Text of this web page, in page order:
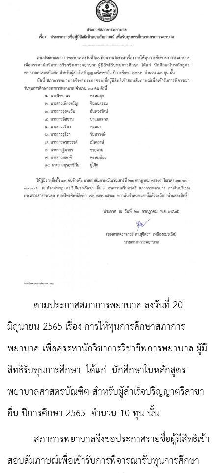
ตามประกาศสภาการพยาบาล ลงวันที่ 20
มิถุนายน 2565 เรื่อง การให้ทุนการศึกษาสภาการ
พยาบาล เพื่อสรรหานักวิชาการวิชาชีพการพยาบาล ผู้มี
สิทธิรับทุนการศึกษา ได้แก่ นักศึกษาในหลักสูตร
พยาบาลศาสตรบัณฑิต สำหรับผู้สำเร็จปริญญาตรีสาขา
อื่น ปีการศึกษา 2565 จำนวน 10 ทุน นั้น
สภาการพยาบาลจึงขอประกาศรายชื่อผู้มีสิทธิเข้า
สอบสัมภาษณ์เพื่อเข้ารับการพิจารณารับทุนการศึกษา